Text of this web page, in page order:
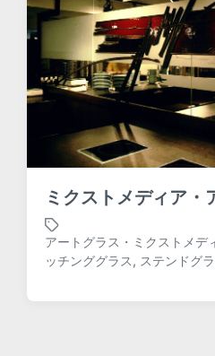
h
ミクストメディア・
T
a
アートグラス・ミクストメデ
ッチンググラス, ステンドグ